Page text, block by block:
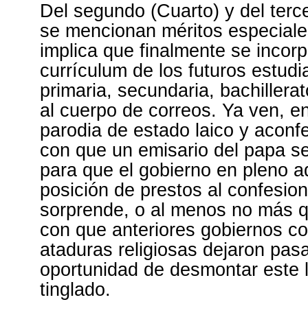
Del segundo (Cuarto) y del
se mencionan méritos
implica que finalmente se
currículum de los futuros
primaria, secundaria,
al cuerpo de correos. Ya ven,
parodia de estado laico y
con que un emisario del papa
para que el gobierno en pleno
posición de prestos al
sorprende, o al menos no más
con que anteriores gobiernos
ataduras religiosas dejaron
oportunidad de desmontar este
tinglado.